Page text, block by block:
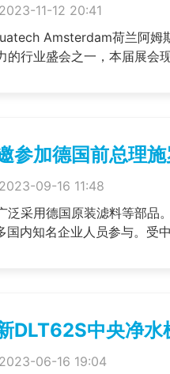
11-12 20:41
Amsterdam荷兰阿姆
的行业盛会之一，本届展会
参加德国前总理
09-16 11:48
泛采用德国原装滤料等部
国内知名企业人员参与。受
DLT62S中央净
06-16 19:04